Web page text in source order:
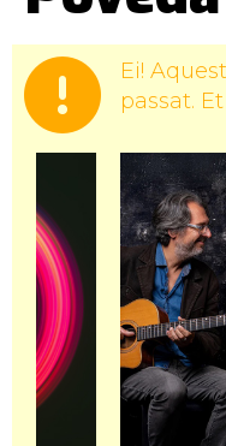
Ei!
passat.